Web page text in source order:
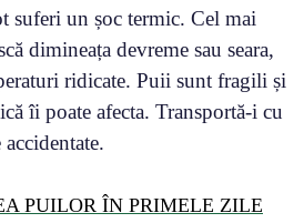
suferi un șoc termic. Cel mai
dimineața devreme sau seara,
ridicate. Puii sunt fragili și
îi poate afecta. Transportă-i cu
PUILOR ÎN PRIMELE ZILE